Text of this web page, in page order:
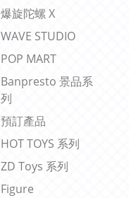
爆旋陀螺 X
WAVE STUDIO
POP MART
Banpresto 景品系
列
預訂產品
HOT TOYS 系列
ZD Toys 系列
Figure